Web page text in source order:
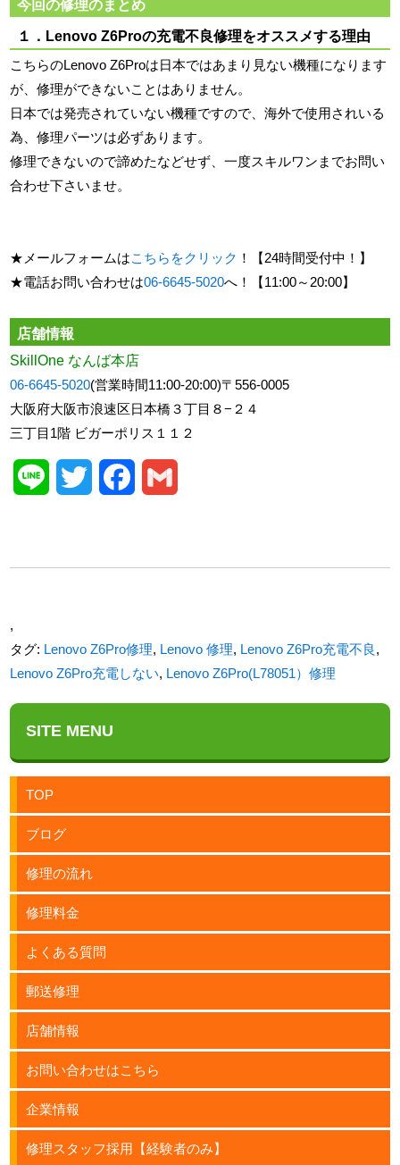
SITE MENU
TOP
ブログ
修理の流れ
修理料金
よくある質問
郵送修理
店舗情報
お問い合わせはこちら
企業情報
修理スタッフ採用【経験者のみ】
今回の修理のまとめ
１．Lenovo Z6Proの充電不良修理をオススメする理由
こちらのLenovo Z6Proは日本ではあまり見ない機種になります
が、修理ができないことはありません。
日本では発売されていない機種ですので、海外で使用されいる
為、修理パーツは必ずあります。
修理できないので諦めたなどせず、一度スキルワンまでお問い
合わせ下さいませ。
★メールフォームはこちらをクリック ！【24時間受付中！】
★電話お問い合わせは06-6645-5020へ！【11:00～20:00】
店舗情報
SkillOne なんば本店
06-6645-5020(営業時間11:00-20:00)〒556-0005
大阪府大阪市浪速区日本橋３丁目８−２４
三丁目1階 ビガーポリス１１２
Line Twitter Facebook
,
タグ: Lenovo Z6Pro修理, Lenovo 修理, Lenovo Z6Pro充電不良,
Lenovo Z6Pro充電しない, Lenovo Z6Pro(L78051）修理